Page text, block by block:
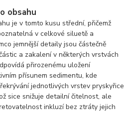
obsahu
je v tomto kusu střední, přičemž
v celkové siluetě a
jemnější detaily jsou částečně
a zakalení v některých vrstvách
přirozenému uložení
přísunem sedimentu, kde
jednotlivých vrstev pryskyřice
sice snižuje detailní čitelnost, ale
inkluzí bez ztráty jejich